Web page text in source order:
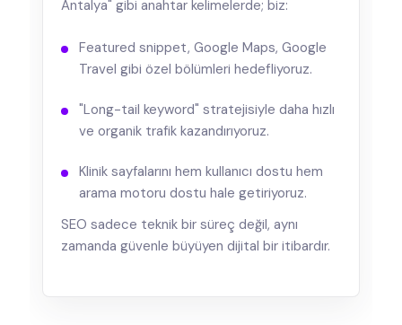
Antalya" gibi anahtar kelimelerde; biz:
Featured snippet, Google Maps, Google
Travel gibi özel bölümleri hedefliyoruz.
"Long-tail keyword" stratejisiyle daha hızlı
ve organik trafik kazandırıyoruz.
Klinik sayfalarını hem kullanıcı dostu hem
arama motoru dostu hale getiriyoruz.
SEO sadece teknik bir süreç değil, aynı
zamanda güvenle büyüyen dijital bir itibardır.